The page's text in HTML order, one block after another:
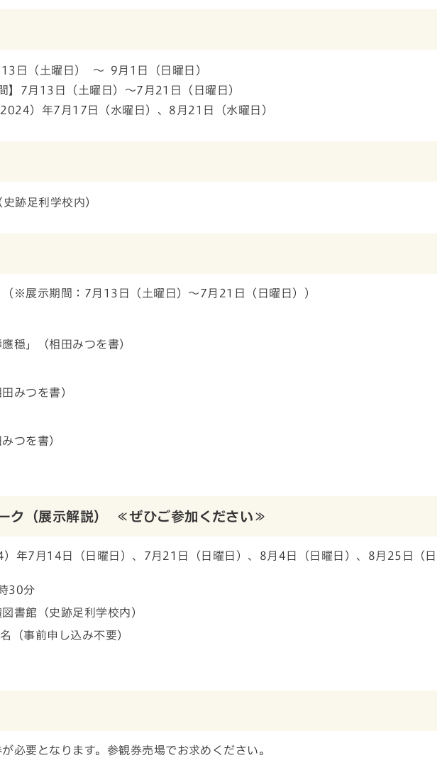
日（土曜日） ～ 9月1日（日曜日）
】7月13日（土曜日）～7月21日（日曜日）
）年7月17日（水曜日）、8月21日（水曜日）
跡足利学校内）
（※展示期間：7月13日（土曜日）～7月21日（日曜日））
穏」（相田みつを書）
みつを書）
つを書）
ク（展示解説） ≪ぜひご参加ください≫
年7月14日（日曜日）、7月21日（日曜日）、8月4日（日曜日）、8月25日（日
30分
書館（史跡足利学校内）
（事前申し込み不要）
必要となります。参観券売場でお求めください。